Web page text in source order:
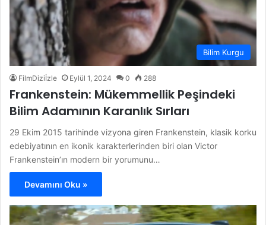
Bilim Kurgu
FilmDiziİzle Eylül 1, 2024 0 288
Frankenstein: Mükemmellik Peşindeki
Bilim Adamının Karanlık Sırları
29 Ekim 2015 tarihinde vizyona giren Frankenstein, klasik korku
edebiyatının en ikonik karakterlerinden biri olan Victor
Frankenstein’ın modern bir yorumunu…
Devamını Oku »